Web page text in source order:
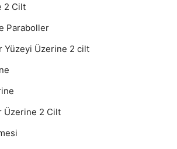
2 Cilt
Paraboller
Yüzeyi Üzerine 2 cilt
Üzerine 2 Cilt